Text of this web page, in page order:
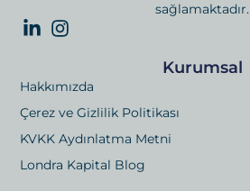
sağlamaktadır.
Kurumsal
Hakkımızda
Çerez ve Gizlilik Politikası
KVKK Aydınlatma Metni
Londra Kapital Blog